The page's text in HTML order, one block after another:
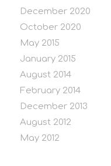
December 2020
October 2020
May 2015
January 2015
August 2014
February 2014
December 2013
August 2012
May 2012